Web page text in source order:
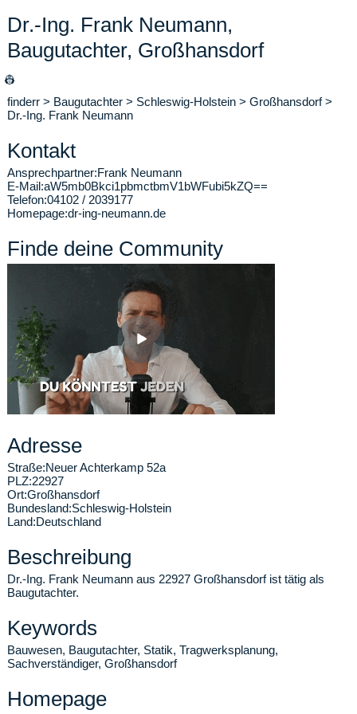
Dr.-Ing. Frank Neumann,
Baugutachter, Großhansdorf
👷
finderr > Baugutachter > Schleswig-Holstein > Großhansdorf>
Dr.-Ing. Frank Neumann
Kontakt
Ansprechpartner:Frank Neumann
E-Mail:aW5mb0Bkci1pbmctbmV1bWFubi5kZQ==
Telefon:04102 / 2039177
Homepage:dr-ing-neumann.de
Finde deine Community
Adresse
Straße:Neuer Achterkamp 52a
PLZ:22927
Ort:Großhansdorf
Bundesland:Schleswig-Holstein
Land:Deutschland
Beschreibung
Dr.-Ing. Frank Neumann aus 22927 Großhansdorf ist tätig als
Baugutachter.
Keywords
Bauwesen, Baugutachter, Statik, Tragwerksplanung,
Sachverständiger, Großhansdorf
Homepage